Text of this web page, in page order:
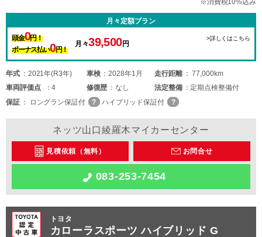
※消費税10%込み
月々定額プラン
頭金0円！
ボーナス払い0円！
月々39,500円
>詳しくはこちら
年式 2021年(R3年) 車検 2028年1月 走行距離
77,000km
車両評価点 4 修復歴 なし 法定整備
定期点検整備付
保証
ロングラン保証付 ハイブリッド保証付
ネッツ山口綾羅木マイカーセンター
見積依頼（無料） お問合せ
083-253-7454
トヨタ
カローラスポーツ ハイブリッド G